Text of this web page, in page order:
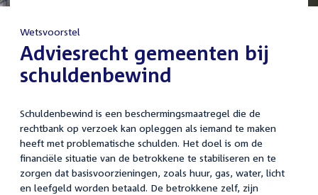
Wetsvoorstel
Adviesrecht gemeenten bij
schuldenbewind
Schuldenbewind is een beschermingsmaatregel die de
rechtbank op verzoek kan opleggen als iemand te maken
heeft met problematische schulden. Het doel is om de
financiële situatie van de betrokkene te stabiliseren en te
zorgen dat basisvoorzieningen, zoals huur, gas, water, licht
en leefgeld worden betaald. De betrokkene zelf, zijn